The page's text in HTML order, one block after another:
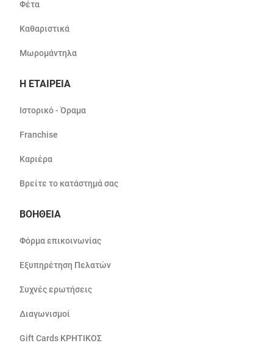
Φέτα
Καθαριστικά
Μωρομάντηλα
Η ΕΤΑΙΡΕΙΑ
Ιστορικό - Όραμα
Franchise
Καριέρα
Βρείτε το κατάστημά σας
ΒΟΗΘΕΙΑ
Φόρμα επικοινωνίας
Εξυπηρέτηση Πελατών
Συχνές ερωτήσεις
Διαγωνισμοί
Gift Cards ΚΡΗΤΙΚΟΣ